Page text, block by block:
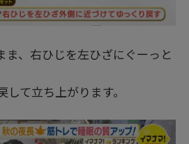
、右ひじを左ひざにぐーっと
て立ち上がります。